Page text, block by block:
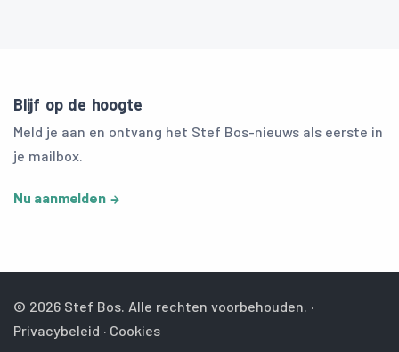
Blijf op de hoogte
Meld je aan en ontvang het Stef Bos-nieuws als eerste in
je mailbox.
Nu aanmelden
© 2026 Stef Bos. Alle rechten voorbehouden. ·
Privacybeleid · Cookies